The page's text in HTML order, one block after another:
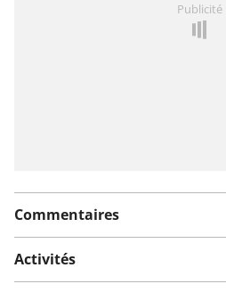
Publicité
Commentaires
Activités